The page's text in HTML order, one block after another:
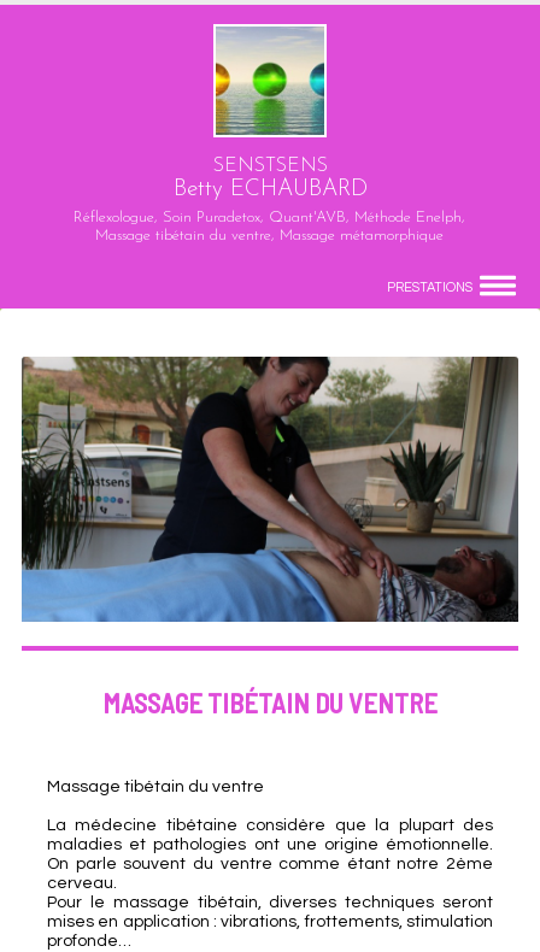
SENSTSENS
Betty ECHAUBARD
Réflexologue, Soin Puradetox, Quant'AVB, Méthode Enelph,
Massage tibétain du ventre, Massage métamorphique
PRESTATIONS
MASSAGE TIBÉTAIN DU VENTRE
Massage tibétain du ventre
La médecine tibétaine considère que la plupart des
maladies et pathologies ont une origine émotionnelle.
On parle souvent du ventre comme étant notre 2ème
cerveau.
Pour le massage tibétain, diverses techniques seront
mises en application : vibrations, frottements, stimulation
profonde…